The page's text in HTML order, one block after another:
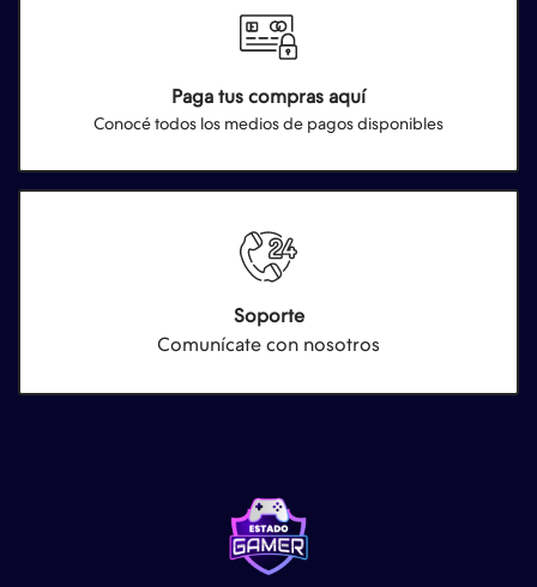
Paga tus compras aquí
Conocé todos los medios de pagos disponibles
Soporte
Comunícate con nosotros